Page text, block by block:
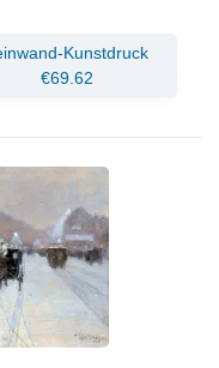
Kunstdruck
€69.62